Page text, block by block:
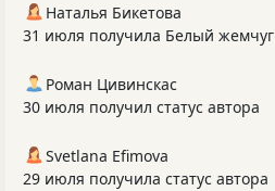
Наталья Бикетова
31 июля получила Белый жемчуг
Роман Цивинскас
30 июля получил статус автора
Svetlana Efimova
29 июля получила статус автора